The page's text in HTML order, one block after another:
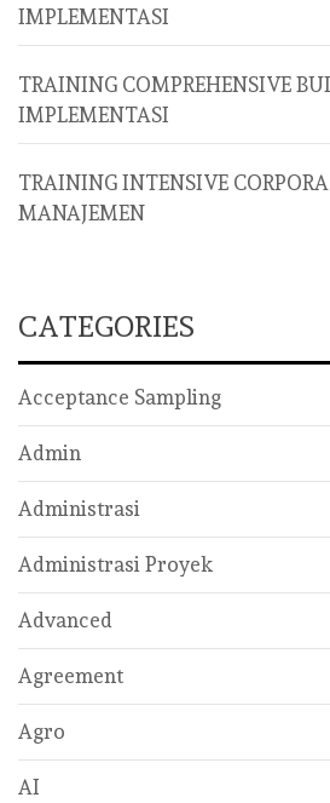
IMPLEMENTASI
TRAINING COMPREHENSIVE
IMPLEMENTASI
TRAINING INTENSIVE
MANAJEMEN
CATEGORIES
Acceptance Sampling
Admin
Administrasi
Administrasi Proyek
Advanced
Agreement
Agro
AI